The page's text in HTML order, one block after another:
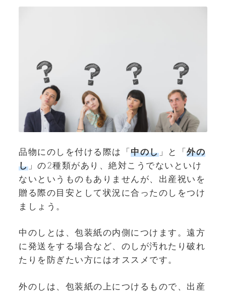
品物にのしを付ける際は「中のし」と「外の
し」の2種類があり、絶対こうでないといけ
ないというものもありませんが、出産祝いを
贈る際の目安として状況に合ったのしをつけ
ましょう。
中のしとは、包装紙の内側につけます。遠方
に発送をする場合など、のしが汚れたり破れ
たりを防ぎたい方にはオススメです。
外のしは、包装紙の上につけるもので、出産